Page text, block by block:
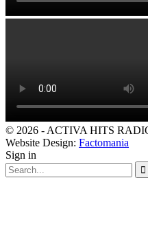
© 2026 - ACTIVA HITS
Website Design: Factomania
Sign in